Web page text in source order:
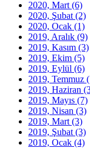
2020, Mart (6)
2020, Şubat (2)
2020, Ocak (1)
2019, Aralık (9)
2019, Kasım (3)
2019, Ekim (5)
2019, Eylül (6)
2019, Temmuz
2019, Haziran
2019, Mayıs (7)
2019, Nisan (3)
2019, Mart (3)
2019, Şubat (3)
2019, Ocak (4)